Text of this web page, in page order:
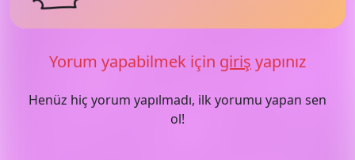
Yorum yapabilmek için giriş yapınız
Henüz hiç yorum yapılmadı, ilk yorumu yapan sen
ol!